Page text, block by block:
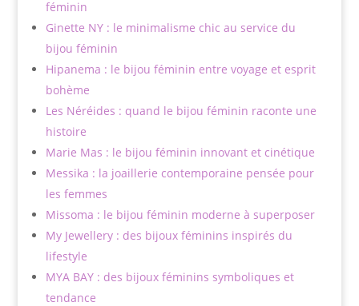
féminin
Ginette NY : le minimalisme chic au service du
bijou féminin
Hipanema : le bijou féminin entre voyage et esprit
bohème
Les Néréides : quand le bijou féminin raconte une
histoire
Marie Mas : le bijou féminin innovant et cinétique
Messika : la joaillerie contemporaine pensée pour
les femmes
Missoma : le bijou féminin moderne à superposer
My Jewellery : des bijoux féminins inspirés du
lifestyle
MYA BAY : des bijoux féminins symboliques et
tendance